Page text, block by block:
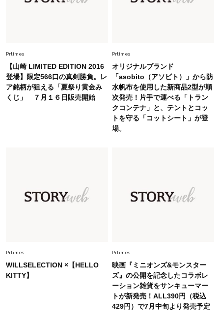
Fashion 2026.7.16
白黒でもこんなに華やぐ！40代、夏の「甘めト
ップス×パンツ」コーデ〈3選〉
今、40代の「メガネ＆サングラス」のトレンド
に更新あり！“黒ぶち以外”が新定番に
旬着こなし3選。地味見え回避のコツは「バッグ
選び」！
スタイリストが本気で推す！40代がほどよく華
やぐ【甘め黒アイテム】3選
Prtimes
【山崎 LIMITED EDITION 2016
登場】限定566口の真剣勝負。レ
ア銘柄が狙える「夏祭り黄金み
くじ」 ７月１６日販売開始
Prtimes
オリジナルブランド
「asobito（アソビト）」から防
水帆布を使用した新商品2型が順
次発売！片手で運べる「トラン
クコンテナ」と、テントとコッ
トを守る「コットシート」が登
場。
Prtimes
WILLSELECTION ×【HELLO
KITTY】
Prtimes
映画『ミニオンズ&モンスター
ズ』の公開を記念したコラボレ
ーション雑貨をサンキューマー
トが新発売！ALL390円（税込
429円）で7月中旬より発売予定